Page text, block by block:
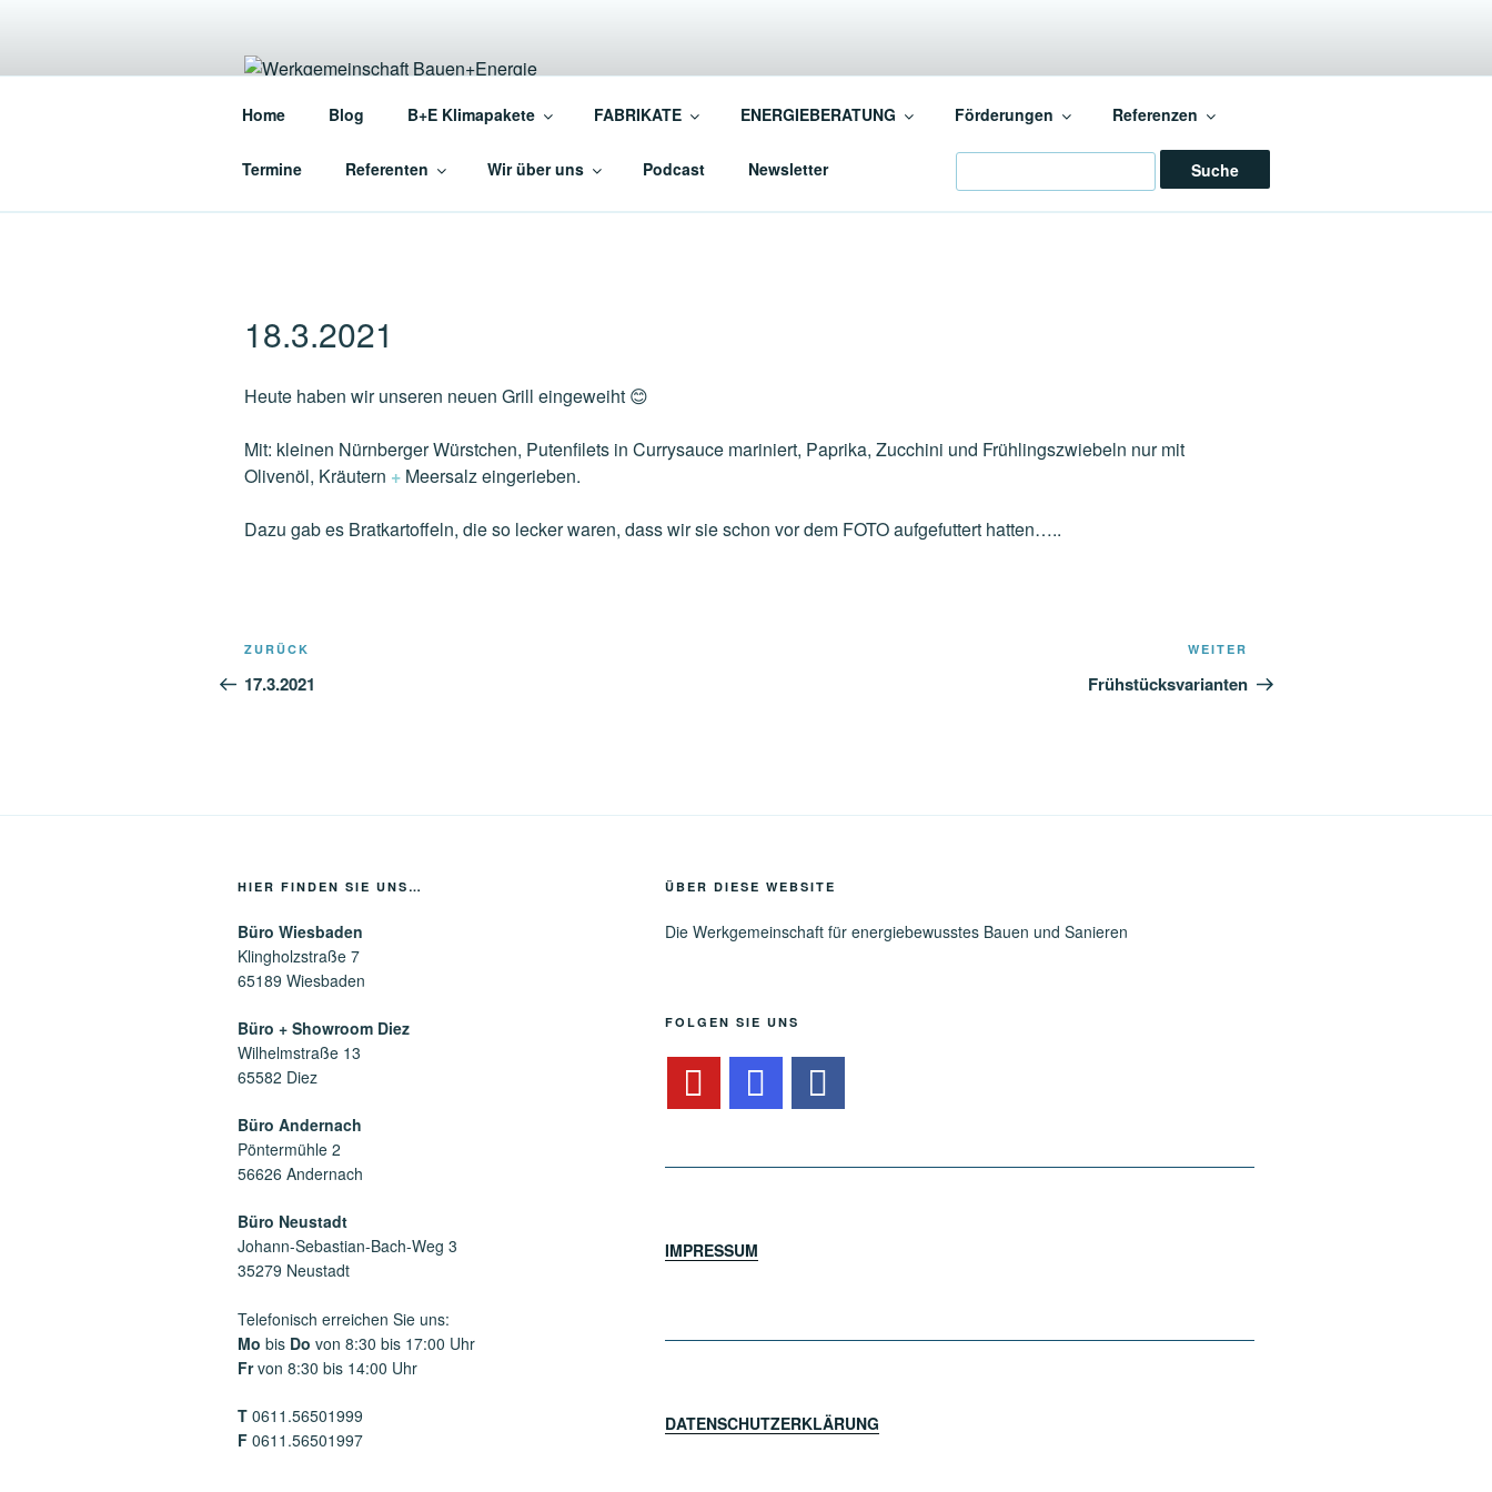
WERKGEMEINSCHAFT BAUEN+ENERGIE
Home Blog B+E Klimapakete FABRIKATE ENERGIEBERATUNG Förderungen Referenzen
Termine Referenten Wir über uns Podcast Search
Newsletter
18.3.2021
Heute haben wir unseren neuen Grill eingeweiht 😊
Mit: kleinen Nürnberger Würstchen, Putenfilets in Currysauce mariniert, Paprika, Zucchini und Frühlingszwiebeln nur mit
Olivenöl, Kräutern + Meersalz eingerieben.
Dazu gab es Bratkartoffeln, die so lecker waren, dass wir sie schon vor dem FOTO aufgefuttert hatten…..
Beitragsnavigation
Vorheriger
Beitrag
ZURÜCK
17.3.2021
Beitrag
WEITER
Frühstücksvarianten
HIER FINDEN SIE UNS…
Büro Wiesbaden
Klingholzstraße 7
65189 Wiesbaden
Büro + Showroom Diez
Wilhelmstraße 13
65582 Diez
Büro Andernach
Pöntermühle 2
56626 Andernach
Büro Neustadt
Johann-Sebastian-Bach-Weg 3
35279 Neustadt
Telefonisch erreichen Sie uns:
Mo bis Do von 8:30 bis 17:00 Uhr
Frvon 8:30 bis 14:00 Uhr
T 0611.56501999
F 0611.56501997
ÜBER DIESE WEBSITE
Die Werkgemeinschaft für energiebewusstes Bauen und Sanieren
FOLGEN SIE UNS
IMPRESSUM
DATENSCHUTZERKLÄRUNG